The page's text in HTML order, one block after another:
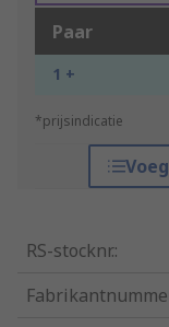
Paar
1 +
*prijsindicatie
RS-stocknr.: